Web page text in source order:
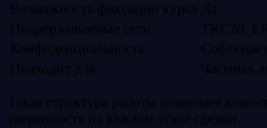
Возможность фиксации курса Да
Поддерживаемые сети
TRC20,
Конфиденциальность
Подходит для
Частных
Такая структура работы позволяет
уверенность на каждом этапе сделки.